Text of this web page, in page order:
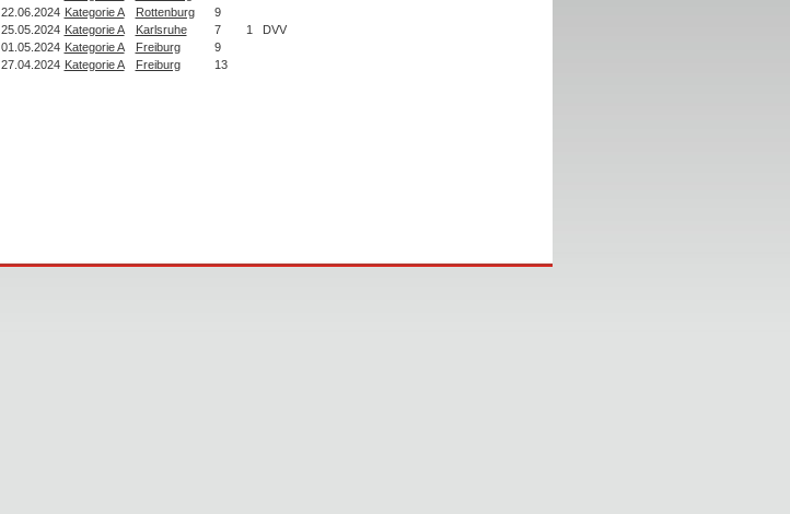
22.06.2024 Kategorie A Rottenburg
9
25.05.2024 Kategorie A Karlsruhe 7 1
DVV
01.05.2024 Kategorie A Freiburg
9
27.04.2024 Kategorie A Freiburg 13